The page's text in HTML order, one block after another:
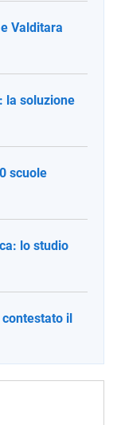
Valditara
la soluzione
scuole
lo studio
il